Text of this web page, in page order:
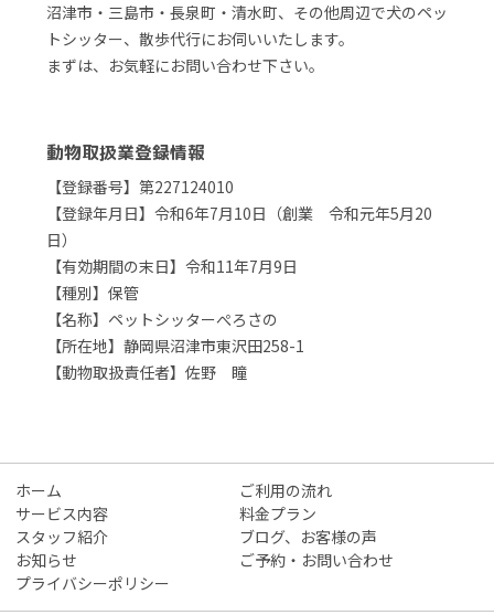
沼津市・三島市・長泉町・清水町、その他周辺で犬のペッ
トシッター、散歩代行にお伺いいたします。
まずは、お気軽にお問い合わせ下さい。
動物取扱業登録情報
【登録番号】第227124010
【登録年月日】令和6年7月10日（創業 令和元年5月20
日）
【有効期間の末日】令和11年7月9日
【種別】保管
【名称】ペットシッターぺろさの
【所在地】静岡県沼津市東沢田258-1
【動物取扱責任者】佐野 瞳
ホーム
ご利用の流れ
サービス内容
料金プラン
スタッフ紹介
ブログ、お客様の声
お知らせ
ご予約・お問い合わせ
プライバシーポリシー